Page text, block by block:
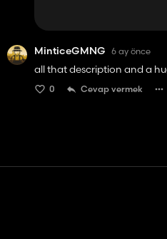
MinticeGMNG 6 ay önce
all that description and a
0 Cevap vermek